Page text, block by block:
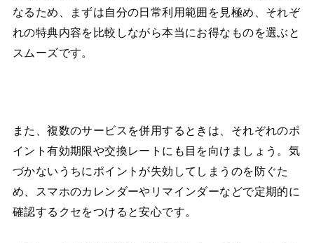
なるため、まずは自分の日常利用範囲を見極め、それぞ
れの特典内容を比較しながら本当にお得なものを選ぶと
スムーズです。
また、複数のサービスを併用するときは、それぞれのポ
イント有効期限や交換レートにも目を向けましょう。気
づかないうちにポイントが失効してしまうのを防ぐた
め、スマホのカレンダーやリマインダーなどで定期的に
確認するクセをつけると安心です。